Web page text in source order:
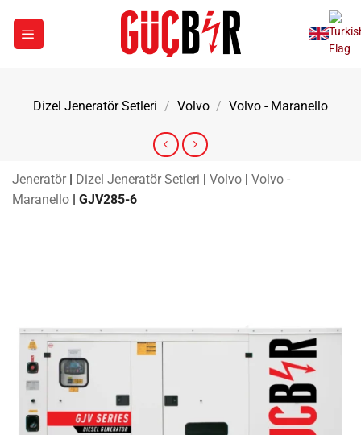
Dizel Jeneratör Setleri / Volvo / Volvo - Maranello
Jeneratör | Dizel Jeneratör Setleri | Volvo | Volvo -
Maranello | GJV285-6